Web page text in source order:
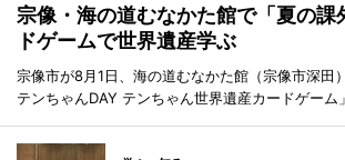
宗像・海の道むなかた館で「夏の
ドゲームで世界遺産学ぶ
宗像市が8月1日、海の道むなかた館（宗像市深田
テンちゃんDAY テンちゃん世界遺産カードゲーム